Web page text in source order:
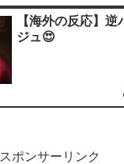
【海外の反応】
ジュ😍
スポンサーリンク